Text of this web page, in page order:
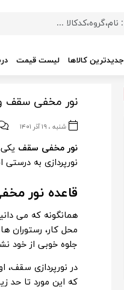
جدیدترین کالاها لیست قیمت
نور مخفی سقف و 6 مدل از انواع
شنبه ، ۱۹ آذر ۱۴۰۱
نور مخفی سقف
نورپردازی به
قاعدهنور
همانگونه که می
محل کار، رستوران
جلوه خوبی از خود
در نورپردازی
که این مورد تا حد